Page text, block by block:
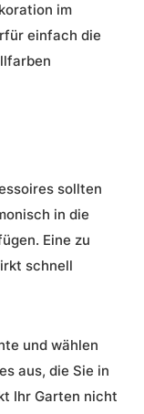
im
einfach die
sollten
in die
Eine zu
schnell
und wählen
aus, die Sie in
Ihr Garten nicht